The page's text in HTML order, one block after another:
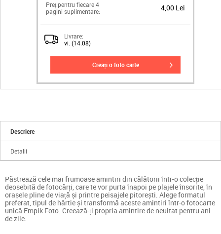
Preț pentru fiecare 4
pagini suplimentare:
4,00 Lei
Livrare:
vi. (14.08)
creați o foto carte
Descriere
Detalii
Păstrează cele mai frumoase amintiri din călătorii într-o colecție
deosebită de fotocărți, care te vor purta înapoi pe plajele însorite, în
orașele pline de viață și printre peisajele pitorești. Alege formatul
preferat, tipul de hârtie și transformă aceste amintiri într-o fotocarte
unică Empik Foto. Creează-ți propria amintire de neuitat pentru ani
de zile.